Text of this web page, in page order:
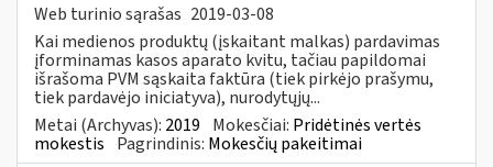
Web turinio sąrašas 2019-03-08
Kai medienos produktų (įskaitant malkas) pardavimas
įforminamas kasos aparato kvitu, tačiau papildomai
išrašoma PVM sąskaita faktūra (tiek pirkėjo prašymu,
tiek pardavėjo iniciatyva), nurodytųjų...
Metai (Archyvas): 2019 Mokesčiai: Pridėtinės vertės
mokestis Pagrindinis: Mokesčių pakeitimai